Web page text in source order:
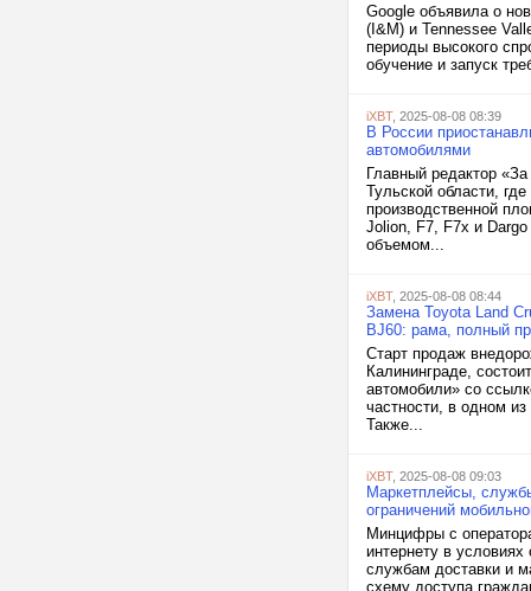
Google объявила о
(I&M) и Tennessee
периоды высокого
обучение и запуск
iXBT, 2025-08-08 08:39
В России
автомобилями
Главный редактор
Тульской области,
производственной
Jolion, F7, F7x и Dargo
объемом...
iXBT, 2025-08-08 08:44
Замена Toyota Land
BJ60: рама, полный
Старт продаж
Калининграде,
автомобили» со
частности, в одном
Также...
iXBT, 2025-08-08 09:03
Маркетплейсы,
ограничений
Минцифры с
интернету в условиях
службам доставки и
схему доступа